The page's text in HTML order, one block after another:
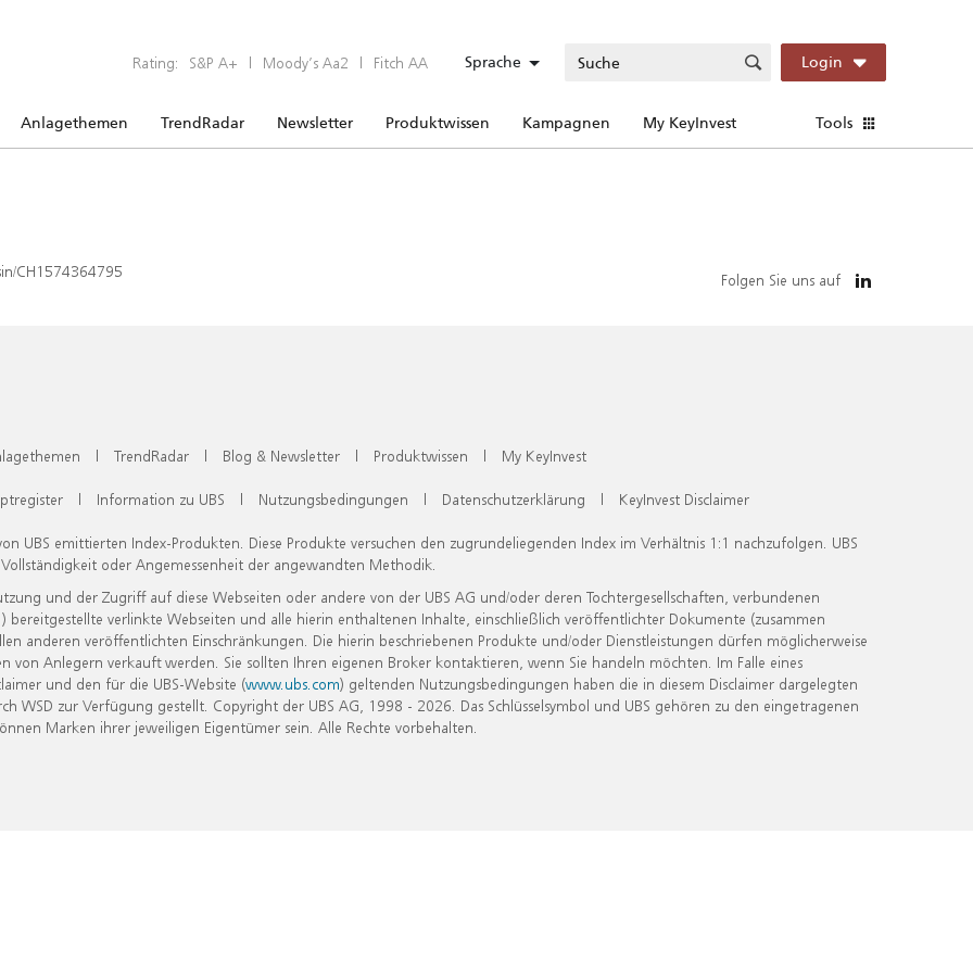
Rating: S&P A+ | Moody’s Aa2 | Fitch AA Sprache Login
Anlagethemen TrendRadar Newsletter Produktwissen Kampagnen My KeyInvest Tools
CH1574364795 Folgen Sie uns auf
| TrendRadar | Blog & Newsletter | Produktwissen | My KeyInvest
| Information zu UBS | Nutzungsbedingungen | Datenschutzerklärung | KeyInvest Disclaimer
UBS emittierten Index-Produkten. Diese Produkte versuchen den zugrundeliegenden Index im Verhältnis 1:1 nachzufolgen. UBS
oder Angemessenheit der angewandten Methodik.
und der Zugriff auf diese Webseiten oder andere von der UBS AG und/oder deren Tochtergesellschaften, verbundenen
verlinkte Webseiten und alle hierin enthaltenen Inhalte, einschließlich veröffentlichter Dokumente (zusammen
anderen veröffentlichten Einschränkungen. Die hierin beschriebenen Produkte und/oder Dienstleistungen dürfen möglicherweise
Anlegern verkauft werden. Sie sollten Ihren eigenen Broker kontaktieren, wenn Sie handeln möchten. Im Falle eines
und den für die UBS-Website (www.ubs.com) geltenden Nutzungsbedingungen haben die in diesem Disclaimer dargelegten
zur Verfügung gestellt. Copyright der UBS AG, 1998 - 2026. Das Schlüsselsymbol und UBS gehören zu den eingetragenen
Marken ihrer jeweiligen Eigentümer sein. Alle Rechte vorbehalten.